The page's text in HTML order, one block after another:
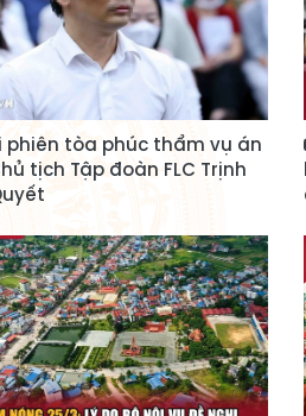
phiên tòa phúc thẩm vụ án
tịch Tập đoàn FLC Trịnh